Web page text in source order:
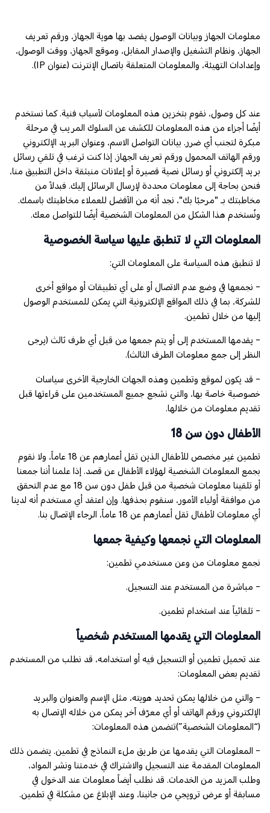
معلومات الجهاز وبيانات الوصول يقصد بها هوية الجهاز، ورقم تعريف
الجهاز، ونظام التشغيل والإصدار المقابل، وموقع الجهاز، ووقت الوصول،
وإعدادات التهيئة، والمعلومات المتعلقة باتصال الإنترنت (عنوان IP).
عند كل وصول، نقوم بتخزين هذه المعلومات لأسباب فنية. كما نستخدم
أيضًا أجزاء من هذه المعلومات للكشف عن السلوك المريب في مرحلة
مبكرة لتجنب أي ضرر. بيانات التواصل الاسم، وعنوان البريد الإلكتروني
ورقم الهاتف المحمول ورقم تعريف الجهاز. إذا كنت ترغب في تلقي رسائل
بريد إلكتروني أو رسائل نصية قصيرة أو إعلانات منبثقة داخل التطبيق منا،
فنحن بحاجة إلى معلومات محددة لإرسال الرسائل إليك. فبدلاً من
مخاطبتك بـ "مرحبًا بك"، نجد أنه من الأفضل للعملاء مخاطبتك باسمك.
ونُستخدم هذا الشكل من المعلومات الشخصية أيضًا للتواصل معك.
المعلومات التي لا تنطبق عليها سياسة الخصوصية
لا تنطبق هذه السياسة على المعلومات التي:
- نجمعها في وضع عدم الاتصال أو على أي تطبيقات أو مواقع أخرى
للشركة، بما في ذلك المواقع الإلكترونية التي يمكن للمستخدم الوصول
إليها من خلال تطمين.
- يقدمها المستخدم إلى أو يتم جمعها من قبل أي طرف ثالث (يرجى
النظر إلى جمع معلومات الطرف الثالث).
- قد يكون لموقع وتطمين وهذه الجهات الخارجية الأخرى سياسات
خصوصية خاصة بها، والتي نشجع جميع المستخدمين على قراءتها قبل
تقديم معلومات من خلالها.
الأطفال دون سن 18
تطمين غير مخصص للأطفال الذين تقل أعمارهم عن 18 عاماً، ولا نقوم
بجمع المعلومات الشخصية لهؤلاء الأطفال عن قصد. إذا علمنا أننا جمعنا
أو تلقينا معلومات شخصية من قبل طفل دون سن 18 مع عدم التحقق
من موافقة أولياء الأمور، سنقوم بحذفها. وإن اعتقد أي مستخدم أنه لدينا
أي معلومات لأطفال تقل أعمارهم عن 18 عاماً، الرجاء الإتصال بنا.
المعلومات التي نجمعها وكيفية جمعها
نجمع معلومات من وعن مستخدمي تطمين:
- مباشرة من المستخدم عند التسجيل.
- تلقائياً عند استخدام تطمين.
المعلومات التي يقدمها المستخدم شخصياً
عند تحميل تطمين أو التسجيل فيه أو استخدامه، قد نطلب من المستخدم
تقديم بعض المعلومات:
- والتي من خلالها يمكن تحديد هويته، مثل الإسم والعنوان والبريد
الإلكتروني ورقم الهاتف أو أي معرّف آخر يمكن من خلاله الإتصال به
(“المعلومات الشخصية”)تتضمن هذه المعلومات:
- المعلومات التي يقدمها عن طريق ملء النماذج في تطمين. يتضمن ذلك
المعلومات المقدمة عند التسجيل والاشتراك في خدمتنا ونشر المواد،
وطلب المزيد من الخدمات. قد نطلب أيضاً معلومات عند الدخول في
مسابقة أو عرض ترويجي من جانبنا، وعند الإبلاغ عن مشكلة في تطمين.